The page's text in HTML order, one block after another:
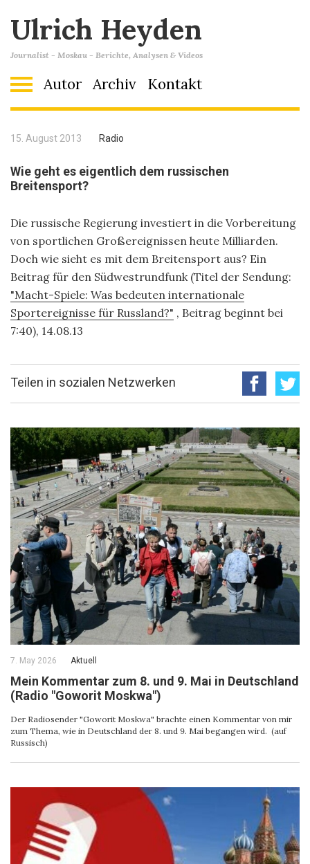
Ulrich Heyden
Journalist - Moskau - Berichte, Analysen & Videos
Autor Archiv Kontakt
15. August 2013 Radio
Wie geht es eigentlich dem russischen
Breitensport?
Die russische Regierung investiert in die Vorbereitung
von sportlichen Großereignissen heute Milliarden.
Doch wie sieht es mit dem Breitensport aus? Ein
Beitrag für den Südwestrundfunk (Titel der Sendung:
"Macht-Spiele: Was bedeuten internationale
Sportereignisse für Russland?" , Beitrag beginnt bei
7:40), 14.08.13
Teilen in sozialen Netzwerken
7. May 2026 Aktuell
Mein Kommentar zum 8. und 9. Mai in Deutschland
(Radio "Goworit Moskwa")
Der Radiosender "Goworit Moskwa" brachte einen Kommentar von mir
zum Thema, wie in Deutschland der 8. und 9. Mai begangen wird. (auf
Russisch)